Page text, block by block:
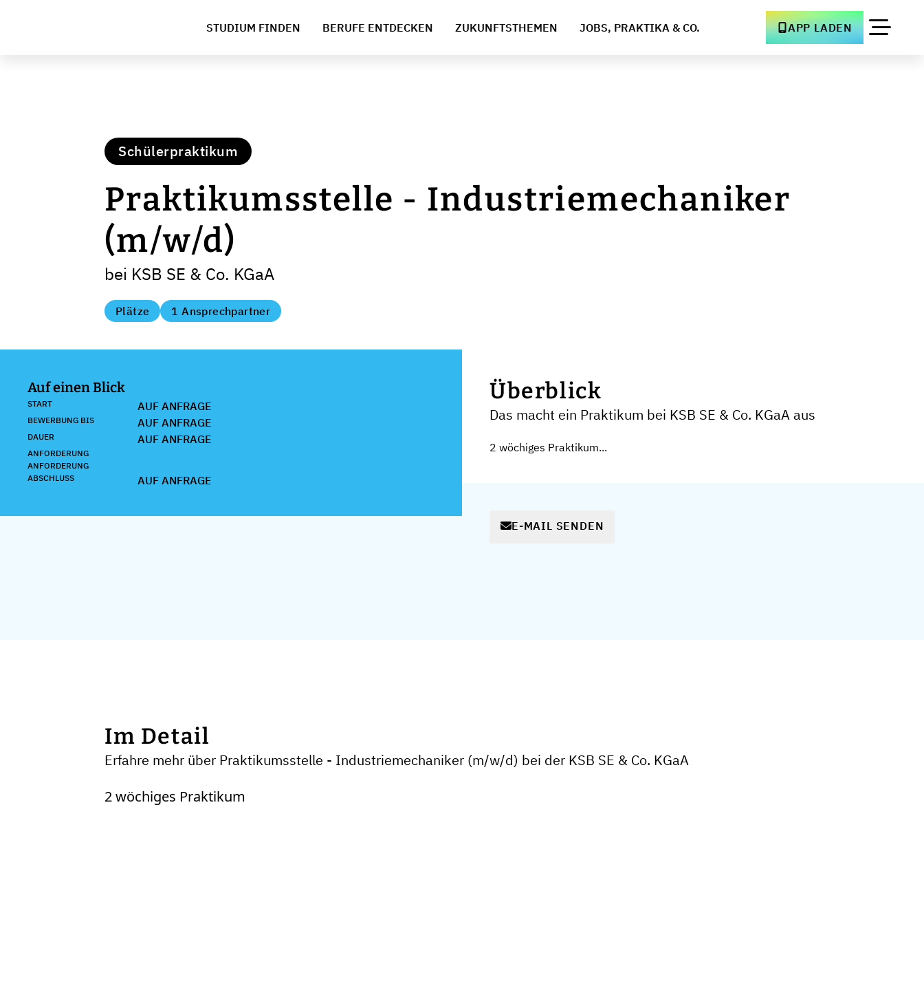
STUDIUM FINDEN BERUFE ENTDECKEN ZUKUNFTSTHEMEN JOBS, PRAKTIKA & CO. APP LADEN
Schülerpraktikum
Praktikumsstelle - Industriemechaniker
(m/w/d)
bei KSB SE & Co. KGaA
Plätze 1 Ansprechpartner
Auf einen Blick
START AUF ANFRAGE
BEWERBUNG BIS AUF ANFRAGE
DAUER AUF ANFRAGE
ANFORDERUNG
ANFORDERUNG
ABSCHLUSS
AUF ANFRAGE
Überblick
Das macht ein Praktikum bei KSB SE & Co. KGaA aus
2 wöchiges Praktikum...
E-MAIL SENDEN
Im Detail
Erfahre mehr über Praktikumsstelle - Industriemechaniker (m/w/d) bei der KSB SE & Co. KGaA
2 wöchiges Praktikum